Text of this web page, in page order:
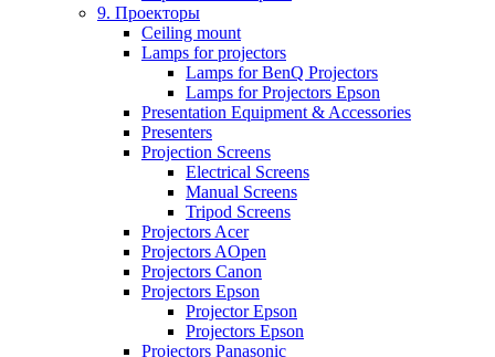
9. Проекторы
Ceiling mount
Lamps for projectors
Lamps for BenQ Projectors
Lamps for Projectors Epson
Presentation Equipment & Accessories
Presenters
Projection Screens
Electrical Screens
Manual Screens
Tripod Screens
Projectors Acer
Projectors AOpen
Projectors Canon
Projectors Epson
Projector Epson
Projectors Epson
Projectors Panasonic